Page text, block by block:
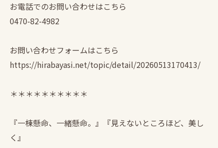
お電話でのお問い合わせはこちら
0470-82-4982
お問い合わせフォームはこちら
https://hirabayasi.net/topic/detail/20260513170413/
＊＊＊＊＊＊＊＊＊＊
『一棟懸命、一緒懸命。』『見えないところほど、美し
く』